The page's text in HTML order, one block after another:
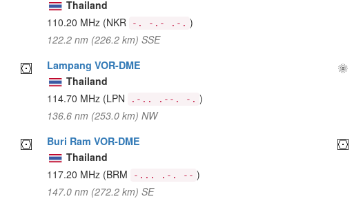
Thailand
110.20 MHz (NKR -. -.- .-. )
122.2 nm (226.2 km) SSE
Lampang VOR-DME
Thailand
114.70 MHz (LPN .-.. .--. -. )
136.6 nm (253.0 km) NW
Buri Ram VOR-DME
Thailand
117.20 MHz (BRM -... .-. -- )
147.0 nm (272.2 km) SE